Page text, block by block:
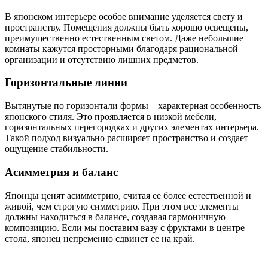
В японском интерьере особое внимание уделяется свету и
пространству. Помещения должны быть хорошо освещены,
преимущественно естественным светом. Даже небольшие
комнаты кажутся просторными благодаря рациональной
организации и отсутствию лишних предметов.
Горизонтальные линии
Вытянутые по горизонтали формы – характерная особенность
японского стиля. Это проявляется в низкой мебели,
горизонтальных перегородках и других элементах интерьера.
Такой подход визуально расширяет пространство и создает
ощущение стабильности.
Асимметрия и баланс
Японцы ценят асимметрию, считая ее более естественной и
живой, чем строгую симметрию. При этом все элементы
должны находиться в балансе, создавая гармоничную
композицию. Если мы поставим вазу с фруктами в центре
стола, японец непременно сдвинет ее на край.